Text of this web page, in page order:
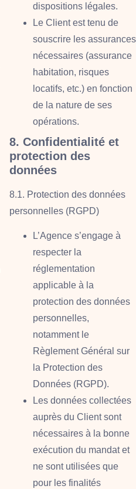
dispositions légales.
Le Client est tenu de
souscrire les assurances
nécessaires (assurance
habitation, risques
locatifs, etc.) en fonction
de la nature de ses
opérations.
8. Confidentialité et
protection des
données
8.1. Protection des données
personnelles (RGPD)
L’Agence s’engage à
respecter la
réglementation
applicable à la
protection des données
personnelles,
notamment le
Règlement Général sur
la Protection des
Données (RGPD).
Les données collectées
auprès du Client sont
nécessaires à la bonne
exécution du mandat et
ne sont utilisées que
pour les finalités